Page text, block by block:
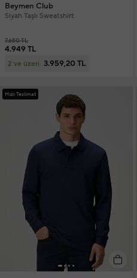
Beymen Club
Siyah Taşlı Sweatshirt
7.650 TL
4.949 TL
2 ve üzeri 3.959,20 TL
Hızlı Teslimat